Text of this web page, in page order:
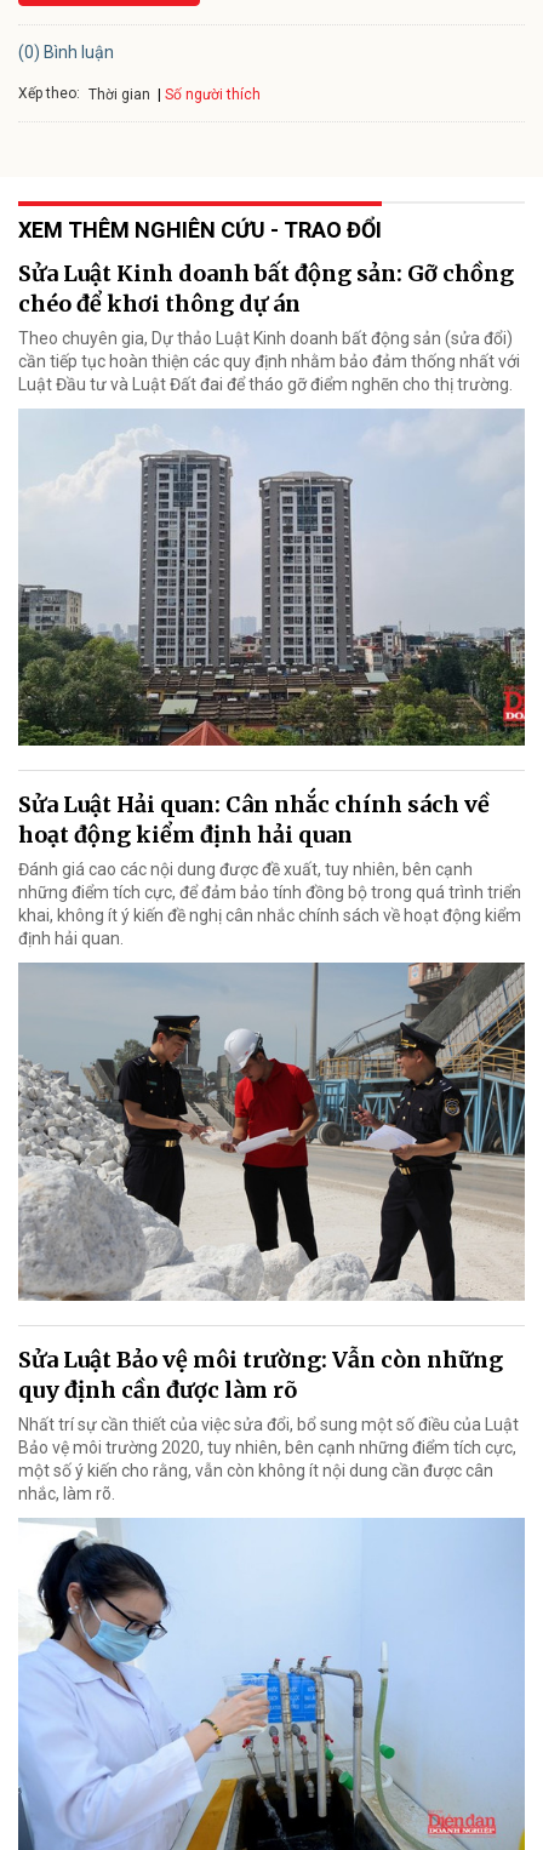
(0) Bình luận
Xếp theo: Thời gian Số người thích
XEM THÊM NGHIÊN CỨU - TRAO ĐỔI
Sửa Luật Kinh doanh bất động sản: Gỡ chồng
chéo để khơi thông dự án
Theo chuyên gia, Dự thảo Luật Kinh doanh bất động sản (sửa đổi)
cần tiếp tục hoàn thiện các quy định nhằm bảo đảm thống nhất với
Luật Đầu tư và Luật Đất đai để tháo gỡ điểm nghẽn cho thị trường.
Sửa Luật Hải quan: Cân nhắc chính sách về
hoạt động kiểm định hải quan
Đánh giá cao các nội dung được đề xuất, tuy nhiên, bên cạnh
những điểm tích cực, để đảm bảo tính đồng bộ trong quá trình triển
khai, không ít ý kiến đề nghị cân nhắc chính sách về hoạt động kiểm
định hải quan.
Sửa Luật Bảo vệ môi trường: Vẫn còn những
quy định cần được làm rõ
Nhất trí sự cần thiết của việc sửa đổi, bổ sung một số điều của Luật
Bảo vệ môi trường 2020, tuy nhiên, bên cạnh những điểm tích cực,
một số ý kiến cho rằng, vẫn còn không ít nội dung cần được cân
nhắc, làm rõ.